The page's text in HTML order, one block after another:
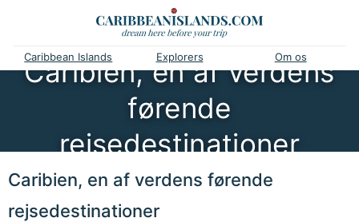
Caribbean Islands Explorers Om os
Caribien, en af verdens
førende
rejsedestinationer
Caribien, en af verdens førende
rejsedestinationer